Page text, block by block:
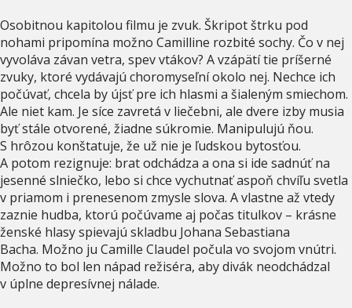
Osobitnou kapitolou filmu je zvuk. Škripot štrku pod
nohami pripomína možno Camilline rozbité sochy. Čo v nej
vyvoláva závan vetra, spev vtákov? A vzápätí tie príšerné
zvuky, ktoré vydávajú choromyseľní okolo nej. Nechce ich
počúvať, chcela by újsť pre ich hlasmi a šialeným smiechom.
Ale niet kam. Je síce zavretá v liečebni, ale dvere izby musia
byť stále otvorené, žiadne súkromie. Manipulujú ňou.
S hrôzou konštatuje, že už nie je ľudskou bytosťou.
A potom rezignuje: brat odchádza a ona si ide sadnúť na
jesenné slniečko, lebo si chce vychutnať aspoň chvíľu svetla
v priamom i prenesenom zmysle slova. A vlastne až vtedy
zaznie hudba, ktorú počúvame aj počas titulkov – krásne
ženské hlasy spievajú skladbu Johana Sebastiana
Bacha. Možno ju Camille Claudel počula vo svojom vnútri.
Možno to bol len nápad režiséra, aby divák neodchádzal
v úplne depresívnej nálade.